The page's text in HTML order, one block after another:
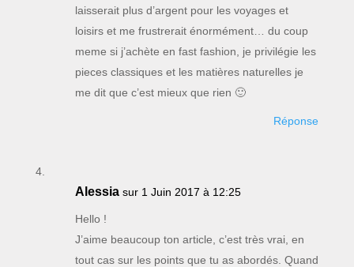
laisserait plus d’argent pour les voyages et
loisirs et me frustrerait énormément… du coup
meme si j’achète en fast fashion, je privilégie les
pieces classiques et les matières naturelles je
me dit que c’est mieux que rien 🙂
Réponse
Alessia sur 1 Juin 2017 à 12:25
Hello !
J’aime beaucoup ton article, c’est très vrai, en
tout cas sur les points que tu as abordés. Quand